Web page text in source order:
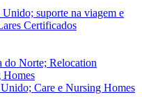
suporte na viagem e
Certificados
Norte; Relocation
Homes
Care e Nursing Homes